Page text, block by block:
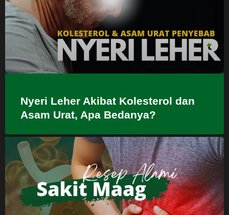
Nyeri Leher Akibat Kolesterol dan
Asam Urat, Apa Bedanya?